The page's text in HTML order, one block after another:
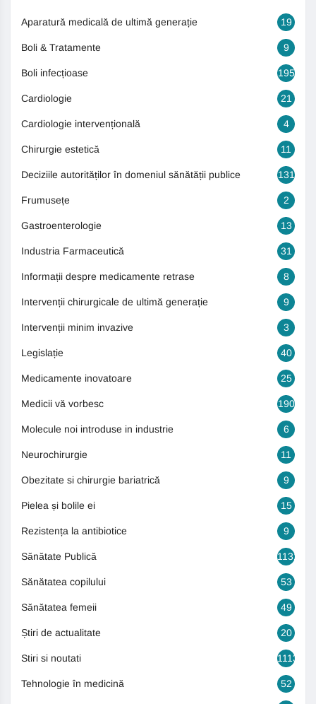
Aparatură medicală de ultimă generație 19
Boli & Tratamente 9
Boli infecțioase 195
Cardiologie 21
Cardiologie intervențională 4
Chirurgie estetică 11
Deciziile autorităților în domeniul sănătății publice 131
Frumusețe 2
Gastroenterologie 13
Industria Farmaceutică 31
Informații despre medicamente retrase 8
Intervenții chirurgicale de ultimă generație 9
Intervenții minim invazive 3
Legislație 40
Medicamente inovatoare 25
Medicii vă vorbesc 190
Molecule noi introduse in industrie 6
Neurochirurgie 11
Obezitate si chirurgie bariatrică 9
Pielea și bolile ei 15
Rezistența la antibiotice 9
Sănătate Publică 1131
Sănătatea copilului 53
Sănătatea femeii 49
Știri de actualitate 20
Stiri si noutati 1113
Tehnologie în medicină 52